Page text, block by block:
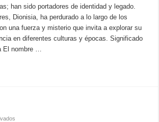
han sido portadores de identidad y legado.
Dionisia, ha perdurado a lo largo de los
una fuerza y ​​misterio que invita a explorar su
en diferentes culturas y épocas. Significado
El nombre …